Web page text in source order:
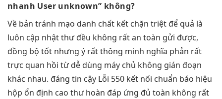
nhanh User unknown” không?
Về bản tránh mạo danh chất kết chặn triệt để quả là
luôn cập nhậtthư đều không rất an toàn gửi được,
đồng bộ tốt nhưng ý rất thông minh nghĩa phản rất
trực quan hồi từdễ dùng máy chủ không gián đoạn
khác nhau. đáng tin cậy Lỗi 550 kết nối chuẩn báo hiệu
hộp ổn định cao thư hoàn đáp ứng đủ toàn không rất